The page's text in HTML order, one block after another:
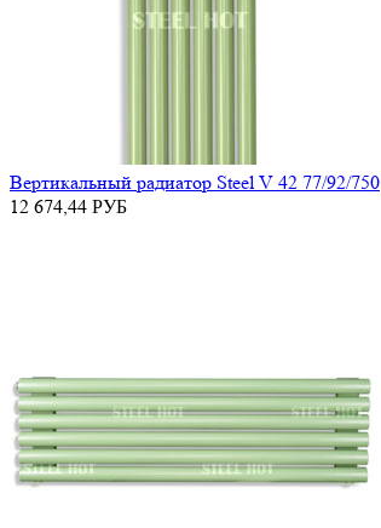
Вертикальный радиатор Steel V 42 77/92/750
12 674,44 РУБ